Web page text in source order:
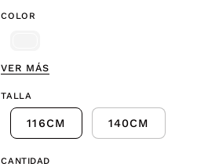
COLOR
VER MÁS
TALLA
116CM 140CM
CANTIDAD